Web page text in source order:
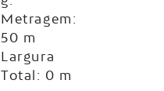
Metragem:
50 m
Largura
Total: 0 m